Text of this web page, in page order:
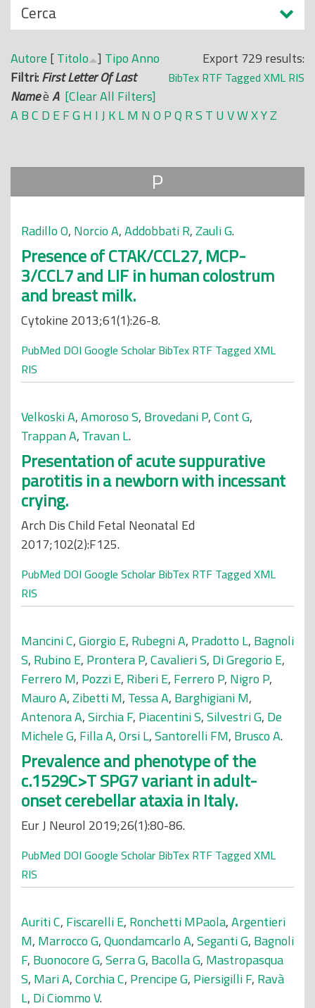
N
a
s
c
o
n
d
Cerca
Export 729 results:
BibTex RTF Tagged XML RIS
Autore [Titolo ] TipoAnno
Filtri:First Letter Of Last
NameèA [Clear All Filters]
ABC D EFG H IJ KLM N O PQ RS T U VWXYZ
P
Radillo O, Norcio A,Addobbati R,Zauli G.
Presence of CTAK/CCL27, MCP-
3/CCL7 and LIF in human colostrum
and breast milk.
Cytokine 2013;61(1):26-8.
PubMed DOI Google Scholar BibTex RTF Tagged XML
RIS
Velkoski A,Amoroso S, Brovedani P,Cont G,
Trappan A, Travan L.
Presentation of acute suppurative
parotitis in a newborn with incessant
crying.
Arch Dis Child Fetal Neonatal Ed
2017;102(2):F125.
PubMed DOI Google Scholar BibTex RTF Tagged XML
RIS
Mancini C,Giorgio E, Rubegni A, Pradotto L, Bagnoli
S, Rubino E, Prontera P,Cavalieri S, Di Gregorio E,
Ferrero M, Pozzi E, Riberi E, Ferrero P, Nigro P,
Mauro A,Zibetti M, Tessa A, Barghigiani M,
Antenora A,Sirchia F, Piacentini S,Silvestri G, De
Michele G, Filla A,Orsi L,Santorelli FM, Brusco A.
Prevalence and phenotype of the
c.1529C>T SPG7 variant in adult-
onset cerebellar ataxia in Italy.
Eur J Neurol 2019;26(1):80-86.
PubMed DOI Google Scholar BibTex RTF Tagged XML
RIS
Auriti C, Fiscarelli E, Ronchetti MPaola,Argentieri
M, Marrocco G,Quondamcarlo A,Seganti G, Bagnoli
F, Buonocore G,Serra G, Bacolla G, Mastropasqua
S, Mari A,Corchia C, Prencipe G, Piersigilli F, Ravà
L, Di Ciommo V.